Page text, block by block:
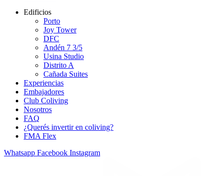
Edificios
Porto
Joy Tower
DFC
Andén 7 3/5
Usina Studio
Distrito A
Cañada Suites
Experiencias
Embajadores
Club Coliving
Nosotros
FAQ
¿Querés invertir en coliving?
FMA Flex
Whatsapp Facebook Instagram